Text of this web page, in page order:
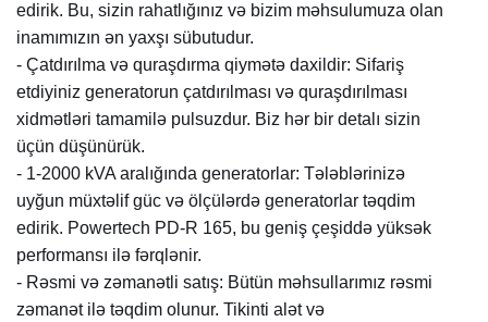
edirik. Bu, sizin rahatlığınız və bizim məhsulumuza olan
inamımızın ən yaxşı sübutudur.
- Çatdırılma və quraşdırma qiymətə daxildir: Sifariş
etdiyiniz generatorun çatdırılması və quraşdırılması
xidmətləri tamamilə pulsuzdur. Biz hər bir detalı sizin
üçün düşünürük.
- 1-2000 kVA aralığında generatorlar: Tələblərinizə
uyğun müxtəlif güc və ölçülərdə generatorlar təqdim
edirik. Powertech PD-R 165, bu geniş çeşiddə yüksək
performansı ilə fərqlənir.
- Rəsmi və zəmanətli satış: Bütün məhsullarımız rəsmi
zəmanət ilə təqdim olunur. Tikinti alət və